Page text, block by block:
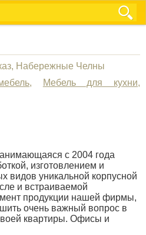
Набережные Челны
, Мебель для кухни,
с 2004 года
изготовлением и
видов уникальной корпусной
и встраиваемой
продукции нашей фирмы,
очень важный вопрос в
квартиры. Офисы и